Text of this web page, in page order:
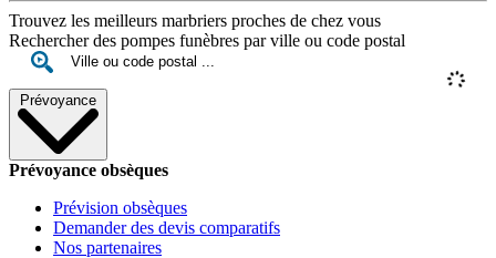
Trouvez les meilleurs marbriers proches de chez vous
Rechercher des pompes funèbres par ville ou code postal
Prévoyance
Prévoyance obsèques
Prévision obsèques
Demander des devis comparatifs
Nos partenaires